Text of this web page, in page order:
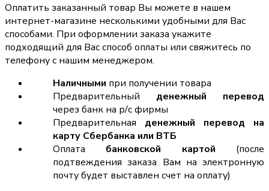
Оплатить заказанный товар Вы можете в нашем
интернет-магазине несколькими удобными для Вас
способами. При оформлении заказа укажите
подходящий для Вас способ оплаты или свяжитесь по
телефону с нашим менеджером.
Наличными при получении товара
Предварительный денежный перевод
через банк на р/с фирмы
Предварительная денежный перевод на
карту Сбербанка или ВТБ
Оплата банковской картой (после
подтвеждения заказа Вам на электронную
почту будет выставлен счет на оплату)